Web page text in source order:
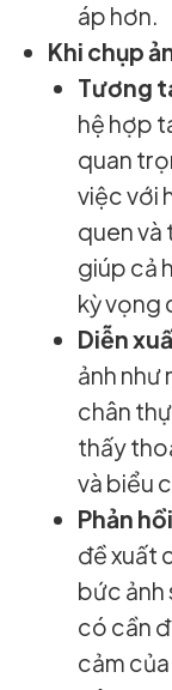
áp hơn.
Khi chụp
Tương
hệ hợp
quan
việc với
quen và
giúp cả
kỳ vọng
Diễn
ảnh như
chân
thấy
và biểu
Phản
đề xuất
bức ảnh
có cần
cảm